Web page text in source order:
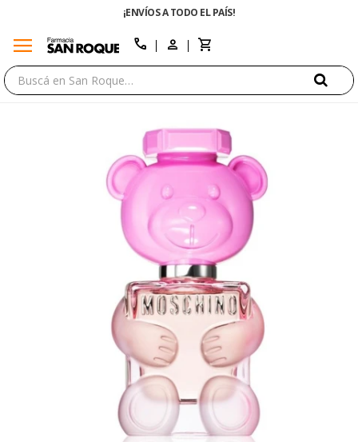
¡ENVÍOS A TODO EL PAÍS!
menu call
close